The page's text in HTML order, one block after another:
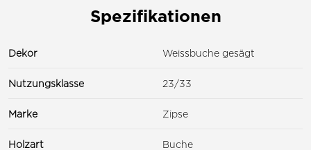
Spezifikationen
Dekor Weissbuche gesägt
Nutzungsklasse 23/33
Marke Zipse
Holzart Buche